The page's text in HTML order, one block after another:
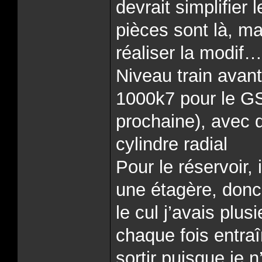
devrait simplifier
pièces sont là,
réaliser la modif…
Niveau train
1000k7 pour le
prochaine), avec
cylindre radial
Pour le réservoir,
une étagère,
le cul j’avais
chaque fois